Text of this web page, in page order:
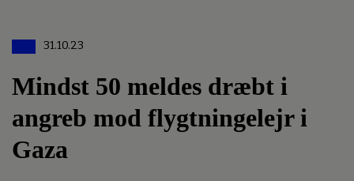
31.10.23
Mindst 50 meldes dræbt i
angreb mod flygtningelejr i
Gaza